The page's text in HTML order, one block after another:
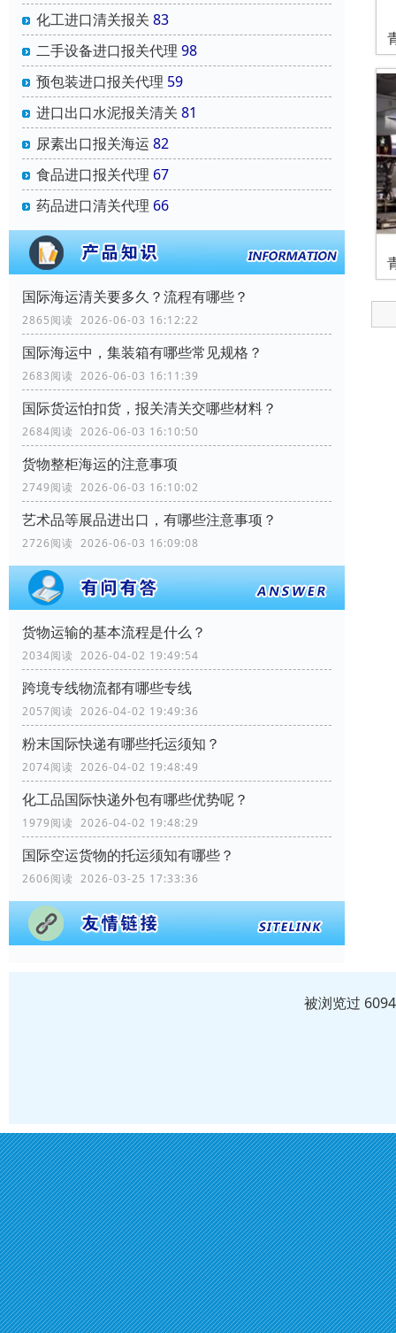
化工进口清关报关 83
二手设备进口报关代理 98
预包装进口报关代理 59
进口出口水泥报关清关 81
尿素出口报关海运 82
食品进口报关代理 67
药品进口清关代理 66
国际海运清关要多久？流程有哪些？
2865阅读 2026-06-03 16:12:22
国际海运中，集装箱有哪些常见规格？
2683阅读 2026-06-03 16:11:39
国际货运怕扣货，报关清关交哪些材料？
2684阅读 2026-06-03 16:10:50
货物整柜海运的注意事项
2749阅读 2026-06-03 16:10:02
艺术品等展品进出口，有哪些注意事项？
2726阅读 2026-06-03 16:09:08
货物运输的基本流程是什么？
2034阅读 2026-04-02 19:49:54
跨境专线物流都有哪些专线
2057阅读 2026-04-02 19:49:36
粉末国际快递有哪些托运须知？
2074阅读 2026-04-02 19:48:49
化工品国际快递外包有哪些优势呢？
1979阅读 2026-04-02 19:48:29
国际空运货物的托运须知有哪些？
2606阅读 2026-03-25 17:33:36
被浏览过